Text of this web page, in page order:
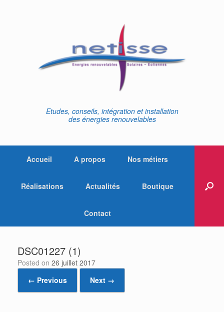
Etudes, conseils, intégration et installation
des énergies renouvelables
Accueil A propos Nos métiers
Réalisations Actualités Boutique
Contact
DSC01227 (1)
Posted on 26 juillet 2017
← Previous
Next →